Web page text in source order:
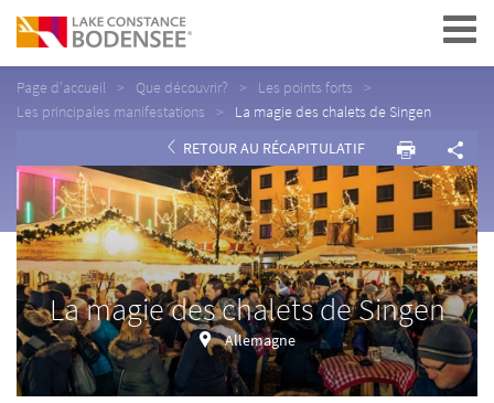
Navigation
Page d'accueil Que découvrir?
Les points forts
Les principales manifestations
La magie des chalets de Singen
RETOUR AU RÉCAPITULATIF
La magie des chalets de Singen
Allemagne